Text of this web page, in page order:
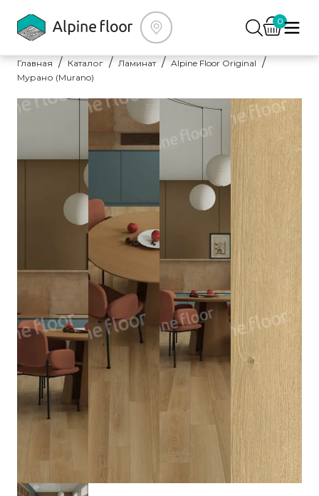
0
Главная Каталог Ламинат
Alpine Floor Original
Мурано (Murano)